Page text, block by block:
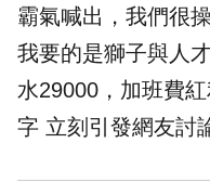
霸氣喊出，我們很
我要的是獅子與人
水29000，加班費
字 立刻引發網友討